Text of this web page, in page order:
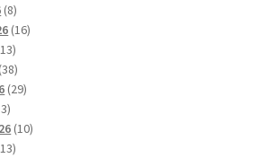
88
produkter
1616
1313
produkter
3838
produkter
2929
13
produkter
1010
1313